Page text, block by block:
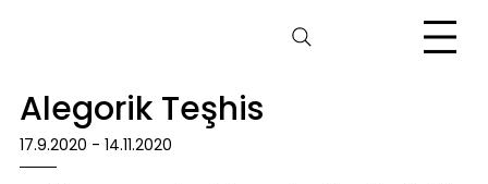
Alegorik Teşhis
17.9.2020 - 14.11.2020